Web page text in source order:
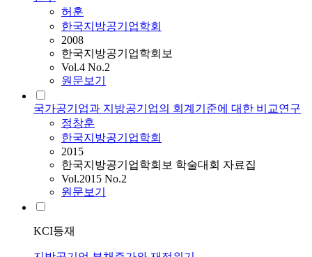
허훈
한국지방공기업학회
2008
한국지방공기업학회보
Vol.4 No.2
원문보기
국가공기업과 지방공기업의 회계기준에 대한 비교연구
정창훈
한국지방공기업학회
2015
한국지방공기업학회보 학술대회 자료집
Vol.2015 No.2
원문보기
KCI등재